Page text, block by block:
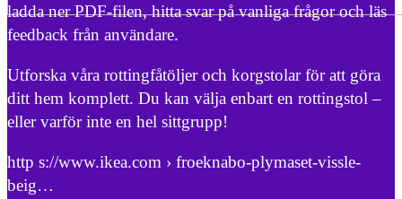
ladda ner PDF-filen, hitta svar på vanliga frågor och läs
feedback från användare.
Utforska våra rottingfåtöljer och korgstolar för att göra
ditt hem komplett. Du kan välja enbart en rottingstol –
eller varför inte en hel sittgrupp!
http s://www.ikea.com › froeknabo-plymaset-vissle-
beig…